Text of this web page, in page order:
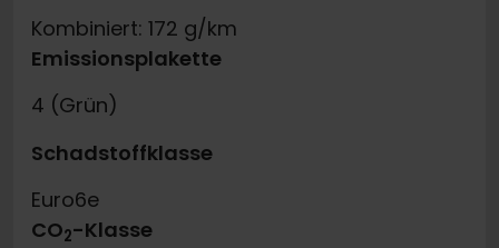
Kombiniert: 172 g/km
Emissionsplakette
4 (Grün)
Schadstoffklasse
Euro6e
CO2-Klasse